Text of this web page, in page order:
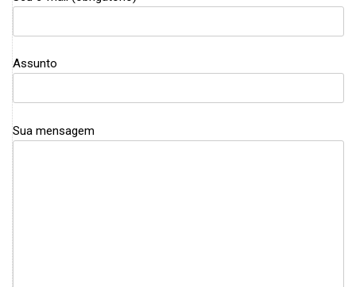
Assunto
Sua mensagem